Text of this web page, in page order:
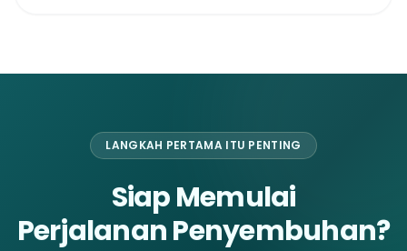
LANGKAH PERTAMA ITU PENTING
Siap Memulai
Perjalanan Penyembuhan?